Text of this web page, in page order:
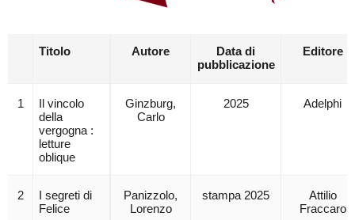
Titolo Autore
Data di
pubblicazione
Editore
1
Il vincolo
della
vergogna :
letture
oblique
Ginzburg,
Carlo
2025 Adelphi
2
I segreti di
Felice
Panizzolo,
Lorenzo
stampa 2025
Attilio
Fraccaro